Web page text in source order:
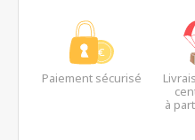
Paiement sécurisé
à